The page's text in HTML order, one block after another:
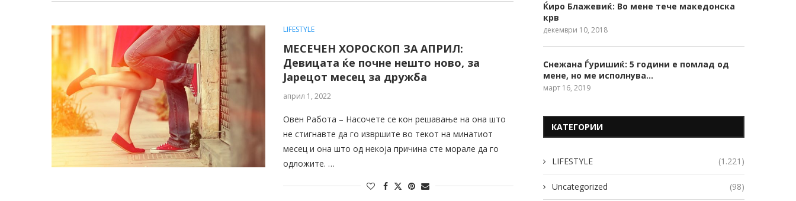
LIFESTYLE
МЕСЕЧЕН ХОРОСКОП ЗА АПРИЛ:
Девицата ќе почне нешто ново, за
Јарецот месец за дружба
април 1, 2022
Овен Работа – Насочете се кон решавање на она што
не стигнавте да го извршите во текот на минатиот
месец и она што од некоја причина сте морале да го
одложите. …
Ќиро Блажевиќ: Во мене тече македонска
крв
декември 10, 2018
Снежана Ѓуришиќ: 5 години е помлад од
мене, но ме исполнува…
март 16, 2019
КАТЕГОРИИ
LIFESTYLE (1.221)
Uncategorized (98)